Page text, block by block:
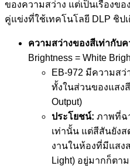
ของความสว่าง แต่เป็นเรื่องของ
คู่แข่งที่ใช้เทคโนโลยี DLP ชิป
ความสว่างของสีเท่ากับ
Brightness = White
EB-972 มีความสว่
ทั้งในส่วนของแสง
Output)
ประโยชน์: ภาพที่ฉ
เท่านั้น แต่สีสันยัง
งานในห้องที่มีแสง
Light) อยู่มากก็ตา